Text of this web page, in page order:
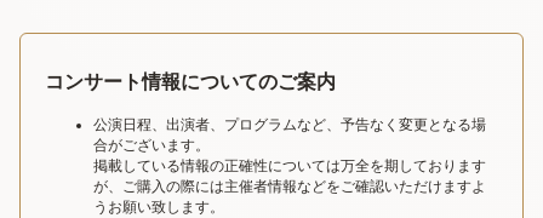
コンサート情報についてのご案内
公演日程、出演者、プログラムなど、予告なく変更となる場
合がございます。
掲載している情報の正確性については万全を期しております
が、ご購入の際には主催者情報などをご確認いただけますよ
うお願い致します。